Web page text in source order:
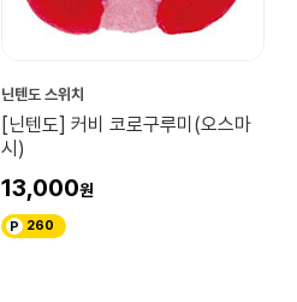
닌텐도 스위치
[닌텐도] 커비 코로구루미(오스마
시)
13,000
260